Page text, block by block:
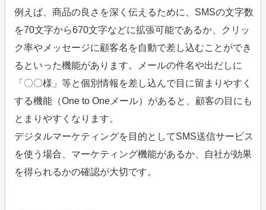
例えば、商品の良さを深く伝えるために、SMSの文字数
を70文字から670文字などに拡張可能であるか、クリッ
ク率やメッセージに顧客名を自動で差し込むことができ
るといった機能があります。メールの件名や出だしに
「〇〇様」等と個別情報を差し込んで目に留まりやすく
する機能（One to Oneメール）があると、顧客の目にも
とまりやすくなります。
デジタルマーケティングを目的としてSMS送信サービス
を使う場合、マーケティング機能があるか、自社が効果
を得られるかの確認が大切です。